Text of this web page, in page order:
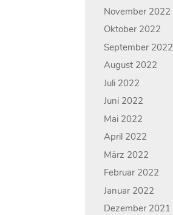
November 2022
Oktober 2022
September 2022
August 2022
Juli 2022
Juni 2022
Mai 2022
April 2022
März 2022
Februar 2022
Januar 2022
Dezember 2021